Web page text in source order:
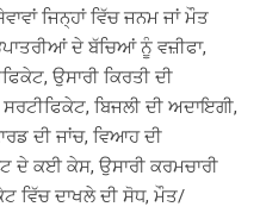
ਜਿਨ੍ਹਾਂ ਵਿੱਚ ਜਨਮ ਜਾਂ ਮੌਤ
ਦੇ ਬੱਚਿਆਂ ਨੂੰ ਵਜ਼ੀਫਾ,
ਉਸਾਰੀ ਕਿਰਤੀ ਦੀ
ਬਿਜਲੀ ਦੀ ਅਦਾਇਗੀ,
ਦੀ ਜਾਂਚ, ਵਿਆਹ ਦੀ
ਦੇ ਕਈ ਕੇਸ, ਉਸਾਰੀ ਕਰਮਚਾਰੀ
ਵਿੱਚ ਦਾਖਲੇ ਦੀ ਸੋਧ, ਮੌਤ/